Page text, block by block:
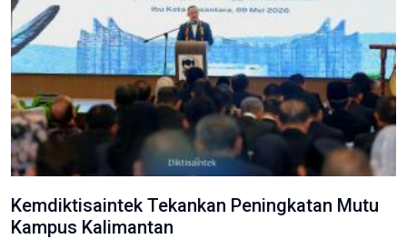
Kemdiktisaintek Tekankan Peningkatan Mutu
Kampus Kalimantan